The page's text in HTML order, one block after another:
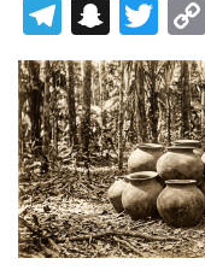
a
c
e
b
o
o
k
a
st
o
d
o
n
m
ail
T
el
e
gr
a
m
S
n
a
p
c
h
at
T
wi
tt
er